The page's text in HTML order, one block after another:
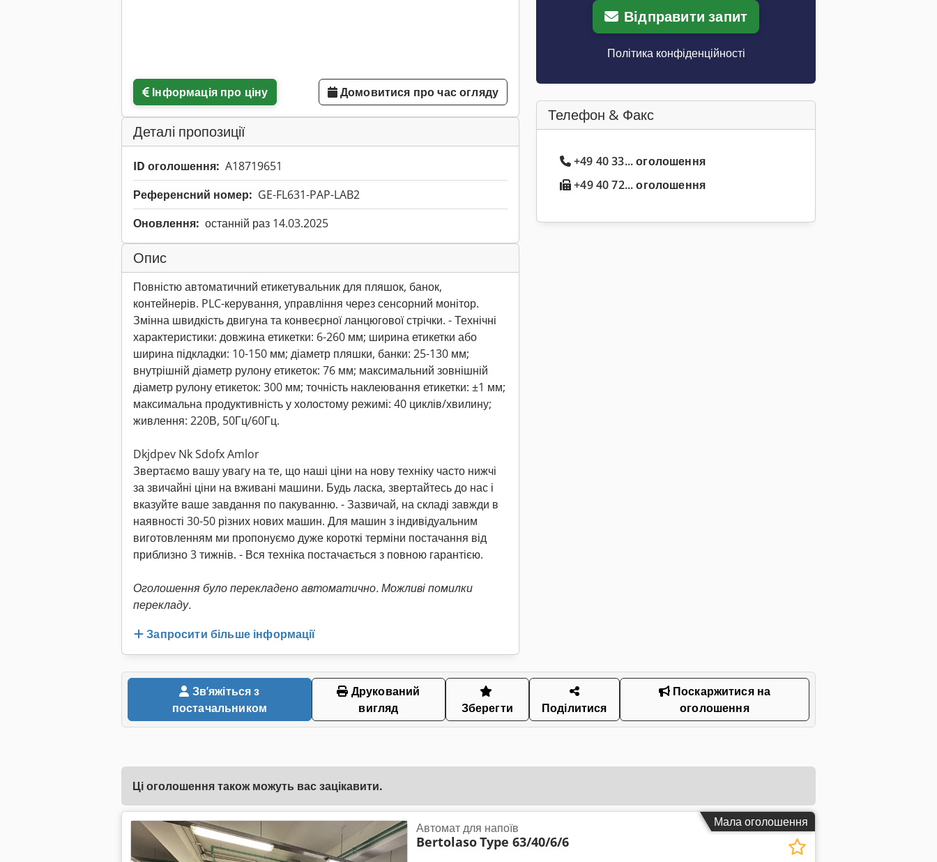
Інформація про ціну Домовитися про час огляду
Деталі пропозиції
ID оголошення: A18719651
Референсний номер: GE-FL631-PAP-LAB2
Оновлення: останній раз 14.03.2025
Опис
Повністю автоматичний етикетувальник для пляшок, банок,
контейнерів. PLC-керування, управління через сенсорний монітор.
Змінна швидкість двигуна та конвеєрної ланцюгової стрічки. - Технічні
характеристики: довжина етикетки: 6-260 мм; ширина етикетки або
ширина підкладки: 10-150 мм; діаметр пляшки, банки: 25-130 мм;
внутрішній діаметр рулону етикеток: 76 мм; максимальний зовнішній
діаметр рулону етикеток: 300 мм; точність наклеювання етикетки: ±1 мм;
максимальна продуктивність у холостому режимі: 40 циклів/хвилину;
живлення: 220В, 50Гц/60Гц.
Dkjdpev Nk Sdofx Amlor
Звертаємо вашу увагу на те, що наші ціни на нову техніку часто нижчі
за звичайні ціни на вживані машини. Будь ласка, звертайтесь до нас і
вказуйте ваше завдання по пакуванню. - Зазвичай, на складі завжди в
наявності 30-50 різних нових машин. Для машин з індивідуальним
виготовленням ми пропонуємо дуже короткі терміни постачання від
приблизно 3 тижнів. - Вся техніка постачається з повною гарантією.
Оголошення було перекладено автоматично. Можливі помилки
перекладу.
Запросити більше інформації
Відправити запит
Політика конфіденційності
Телефон & Факс
+49 40 33... оголошення
+49 40 72... оголошення
постачальником
Друкований
вигляд
Зберегти Поділитися
Поскаржитися на
оголошення
Ці оголошення також можуть вас зацікавити.
Мала оголошення
Автомат для напоїв
BertolasoType 63/40/6/6